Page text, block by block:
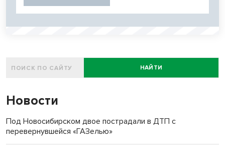
НАЙТИ
Новости
Под Новосибирском двое пострадали в ДТП с
перевернувшейся «ГАЗелью»